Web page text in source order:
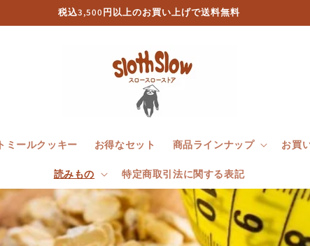
税込3,500円以上のお買い上げで送料無料
ミールクッキー お得なセット 商品ラインナップ お買
読みもの 特定商取引法に関する表記